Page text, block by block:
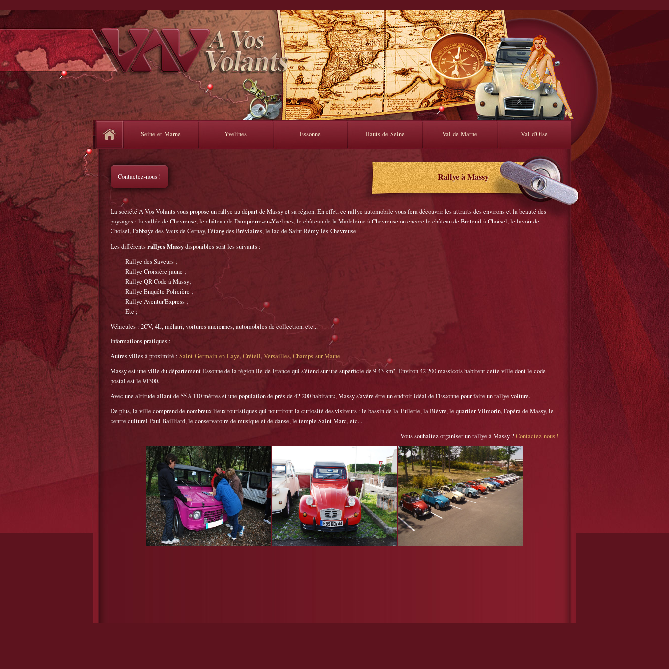
Contactez-nous ! Rallye à Massy
La société A Vos Volants vous propose un rallye au départ de Massy et sa région. En effet, ce rallye automobile vous fera découvrir les attraits des environs et la beauté des
paysages : la vallée de Chevreuse, le château de Dampierre-en-Yvelines, le château de la Madeleine à Chevreuse ou encore le château de Breteuil à Choisel, le lavoir de
Choisel, l'abbaye des Vaux de Cernay, l'étang des Bréviaires, le lac de Saint Rémy-lès-Chevreuse.
Les différentsrallyes Massydisponibles sont les suivants :
Rallye des Saveurs ;
Rallye Croisière jaune ;
Rallye QR Code à Massy;
Rallye Enquête Policière ;
Rallye Aventur'Express ;
Etc ;
Véhicules : 2CV, 4L, méhari, voitures anciennes, automobiles de collection, etc...
Informations pratiques :
Autres villes à proximité : Saint-Germain-en-Laye,Créteil,Versailles,Champs-sur-Marne
Massy est une ville du département Essonne de la région Île-de-France qui s'étend sur une superficie de 9.43 km². Environ 42 200 massicois habitent cette ville dont le code
postal est le 91300.
Avec une altitude allant de 55 à 110 mètres et une population de près de 42 200 habitants, Massy s'avère être un endroit idéal de l'Essonne pour faire un rallye voiture.
De plus, la ville comprend de nombreux lieux touristiques qui nourriront la curiosité des visiteurs : le bassin de la Tuilerie, la Bièvre, le quartier Vilmorin, l'opéra de Massy, le
centre culturel Paul Bailliard, le conservatoire de musique et de danse, le temple Saint-Marc, etc...
Vous souhaitez organiser un rallye à Massy ?Contactez-nous !
Seine-et-Marne Yvelines Essonne Hauts-de-Seine Val-de-Marne Val-d'Oise